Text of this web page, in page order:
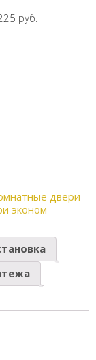
руб.
двери
эконом